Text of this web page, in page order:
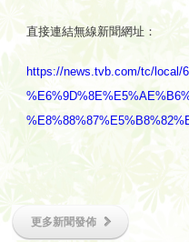
直接連結無線新聞網址：
https://news.tvb.com/tc/local/
更多新聞發佈